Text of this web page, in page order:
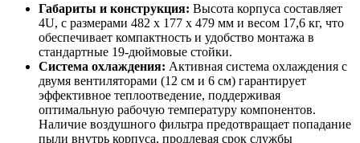
Габариты и конструкция: Высота корпуса составляет
4U, с размерами 482 x 177 x 479 мм и весом 17,6 кг, что
обеспечивает компактность и удобство монтажа в
стандартные 19-дюймовые стойки.
Система охлаждения: Активная система охлаждения с
двумя вентиляторами (12 см и 6 см) гарантирует
эффективное теплоотведение, поддерживая
оптимальную рабочую температуру компонентов.
Наличие воздушного фильтра предотвращает попадание
пыли внутрь корпуса, продлевая срок службы